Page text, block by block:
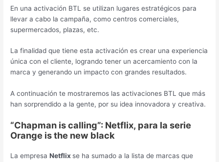
En una activación BTL se utilizan lugares estratégicos para
llevar a cabo la campaña, como centros comerciales,
supermercados, plazas, etc.
La finalidad que tiene esta activación es crear una experiencia
única con el cliente, logrando tener un acercamiento con la
marca y generando un impacto con grandes resultados.
A continuación te mostraremos las activaciones BTL que más
han sorprendido a la gente, por su idea innovadora y creativa.
“Chapman is calling”: Netflix, para la serie
Orange is the new black
La empresaNetflix se ha sumado a la lista de marcas que